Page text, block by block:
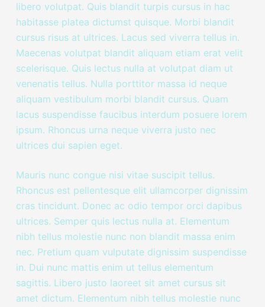
libero volutpat. Quis blandit turpis cursus in hac
habitasse platea dictumst quisque. Morbi blandit
cursus risus at ultrices. Lacus sed viverra tellus in.
Maecenas volutpat blandit aliquam etiam erat velit
scelerisque. Quis lectus nulla at volutpat diam ut
venenatis tellus. Nulla porttitor massa id neque
aliquam vestibulum morbi blandit cursus. Quam
lacus suspendisse faucibus interdum posuere lorem
ipsum. Rhoncus urna neque viverra justo nec
ultrices dui sapien eget.
Mauris nunc congue nisi vitae suscipit tellus.
Rhoncus est pellentesque elit ullamcorper dignissim
cras tincidunt. Donec ac odio tempor orci dapibus
ultrices. Semper quis lectus nulla at. Elementum
nibh tellus molestie nunc non blandit massa enim
nec. Pretium quam vulputate dignissim suspendisse
in. Dui nunc mattis enim ut tellus elementum
sagittis. Libero justo laoreet sit amet cursus sit
amet dictum. Elementum nibh tellus molestie nunc